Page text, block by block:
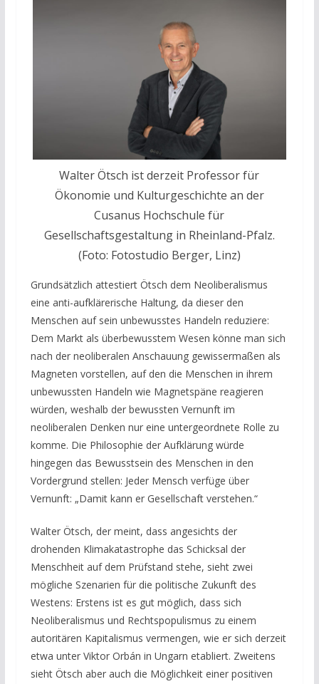
Walter Ötsch ist derzeit Professor für
Ökonomie und Kulturgeschichte an der
Cusanus Hochschule für
Gesellschaftsgestaltung in Rheinland-Pfalz.
(Foto: Fotostudio Berger, Linz)
Grundsätzlich attestiert Ötsch dem Neoliberalismus
eine anti-aufklärerische Haltung, da dieser den
Menschen auf sein unbewusstes Handeln reduziere:
Dem Markt als überbewusstem Wesen könne man sich
nach der neoliberalen Anschauung gewissermaßen als
Magneten vorstellen, auf den die Menschen in ihrem
unbewussten Handeln wie Magnetspäne reagieren
würden, weshalb der bewussten Vernunft im
neoliberalen Denken nur eine untergeordnete Rolle zu
komme. Die Philosophie der Aufklärung würde
hingegen das Bewusstsein des Menschen in den
Vordergrund stellen: Jeder Mensch verfüge über
Vernunft: „Damit kann er Gesellschaft verstehen.“
Walter Ötsch, der meint, dass angesichts der
drohenden Klimakatastrophe das Schicksal der
Menschheit auf dem Prüfstand stehe, sieht zwei
mögliche Szenarien für die politische Zukunft des
Westens: Erstens ist es gut möglich, dass sich
Neoliberalismus und Rechtspopulismus zu einem
autoritären Kapitalismus vermengen, wie er sich derzeit
etwa unter Viktor Orbán in Ungarn etabliert. Zweitens
sieht Ötsch aber auch die Möglichkeit einer positiven